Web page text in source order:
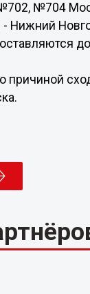
№704
Нижний
причиной